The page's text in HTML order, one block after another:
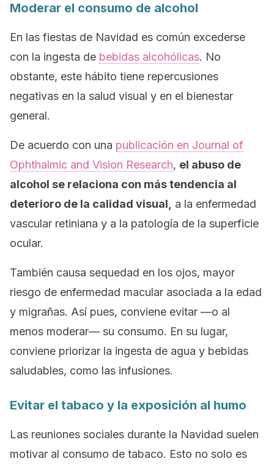
Moderar el consumo de alcohol
En las fiestas de Navidad es común excederse
con la ingesta de bebidas alcohólicas. No
obstante, este hábito tiene repercusiones
negativas en la salud visual y en el bienestar
general.
De acuerdo con una publicación en Journal of
Ophthalmic and Vision Research, el abuso de
alcohol se relaciona con más tendencia al
deterioro de la calidad visual,
a la enfermedad
vascular retiniana y a la patología de la superficie
ocular.
También causa sequedad en los ojos, mayor
riesgo de enfermedad macular asociada a la edad
y migrañas. Así pues, conviene evitar —o al
menos moderar— su consumo. En su lugar,
conviene priorizar la ingesta de agua y bebidas
saludables, como las infusiones.
Evitar el tabaco y la exposición al humo
Las reuniones sociales durante la Navidad suelen
motivar al consumo de tabaco. Esto no solo es